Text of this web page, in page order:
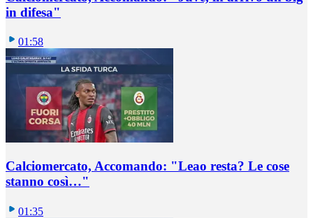
in difesa"
01:58
Calciomercato, Accomando: "Leao resta? Le cose
stanno così…"
01:35